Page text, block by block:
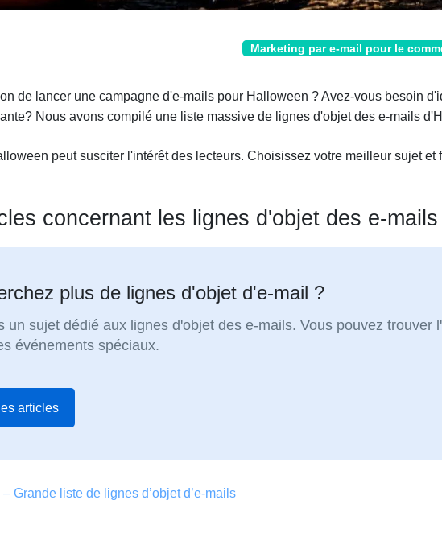
Marketing par e-mail pour le
de lancer une campagne d'e-mails pour Halloween ? Avez-vous besoin
Nous avons compilé une liste massive de lignes d'objet des e-mails
peut susciter l'intérêt des lecteurs. Choisissez votre meilleur sujet et
concernant les lignes d'objet des e-mails
plus de lignes d'objet d'e-mail ?
un sujet dédié aux lignes d'objet des e-mails. Vous pouvez trouver
événements spéciaux.
articles
Grande liste de lignes d’objet d’e-mails